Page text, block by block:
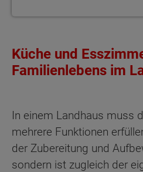
Küche und
Familienlebens im
In einem Landhaus muss
mehrere Funktionen
der Zubereitung und
sondern ist zugleich der